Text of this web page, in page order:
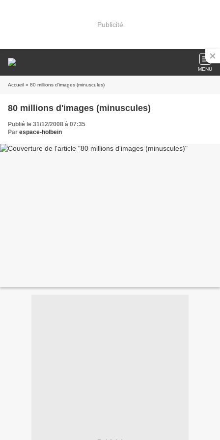
Publicité
MENU
Accueil » 80 millions d'images (minuscules)
80 millions d'images (minuscules)
Publié le 31/12/2008 à 07:35
Par espace-holbein